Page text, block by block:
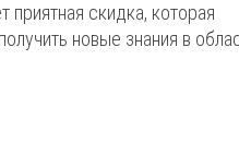
скидка, которая
новые знания в